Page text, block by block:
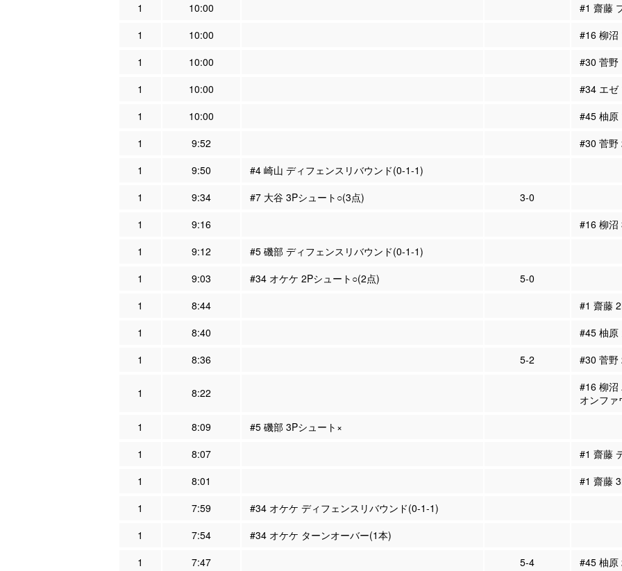
1
10:00
#1 齋藤
1
10:00
#16 柳沼
1
10:00
#30 菅野
1
10:00
#34 エゼ
1
10:00
#45 柚原
1
9:52
#30 菅野
1
9:50
#4 崎山 ディフェンスリバウンド(0-1-1)
1
9:34 #7 大谷 3Pシュート○(3点)
3-0
1
9:16
#16 柳沼
1
9:12
#5 磯部 ディフェンスリバウンド(0-1-1)
1
9:03 #34 オケケ 2Pシュート○(2点)
5-0
1
8:44
#1 齋藤
1
8:40
#45 柚原
1
8:36 5-2 #30 菅野
1 8:22
#16 柳沼
オンファ
1
8:09
#5 磯部 3Pシュート×
1
8:07
#1 齋藤
1
8:01
#1 齋藤
1
7:59
#34 オケケ ディフェンスリバウンド(0-1-1)
1
7:54
#34 オケケ ターンオーバー(1本)
1
7:47 5-4 #45 柚原